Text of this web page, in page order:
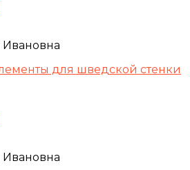
Ивановна
для шведской стенки
Ивановна